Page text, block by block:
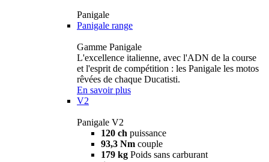
Panigale
Panigale range
Gamme Panigale
L'excellence italienne, avec l'ADN de la course
et l'esprit de compétition : les Panigale les motos
rêvées de chaque Ducatisti.
En savoir plus
V2
Panigale V2
120 ch puissance
93,3 Nm couple
179 kg Poids sans carburant